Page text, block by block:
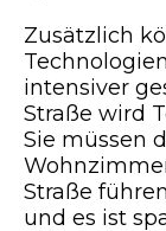
Zusätzlich
intensiver
Straße wird
Sie müssen
Straße
und es ist